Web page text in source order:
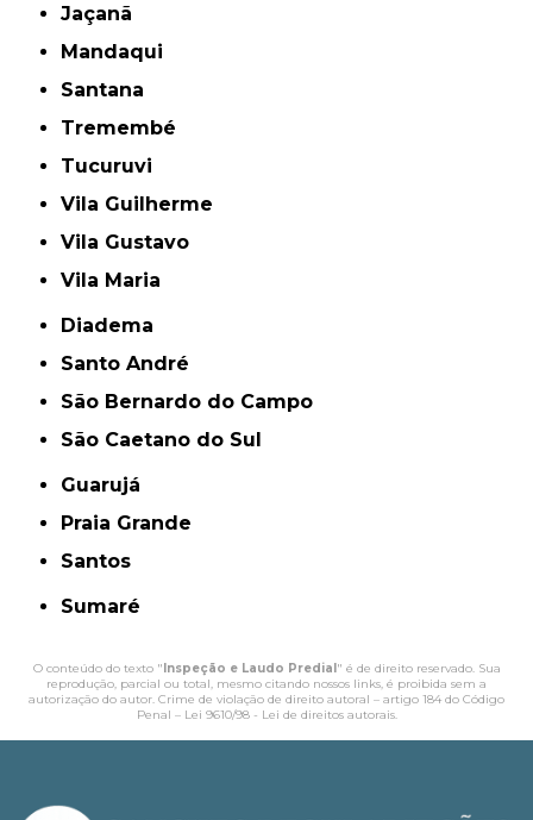
Jaçanã
Mandaqui
Santana
Tremembé
Tucuruvi
Vila Guilherme
Vila Gustavo
Vila Maria
Diadema
Santo André
São Bernardo do Campo
São Caetano do Sul
Guarujá
Praia Grande
Santos
Sumaré
O conteúdo do texto "Inspeção e Laudo Predial" é de direito reservado. Sua
reprodução, parcial ou total, mesmo citando nossos links, é proibida sem a
autorização do autor. Crime de violação de direito autoral – artigo 184 do Código
Penal – Lei 9610/98 - Lei de direitos autorais.